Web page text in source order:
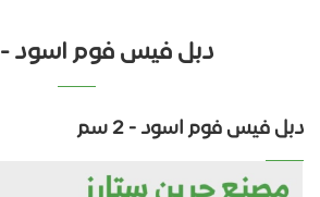
دبل فيس فوم اسود - 2 سم
دبل فيس فوم اسود - 2 سم